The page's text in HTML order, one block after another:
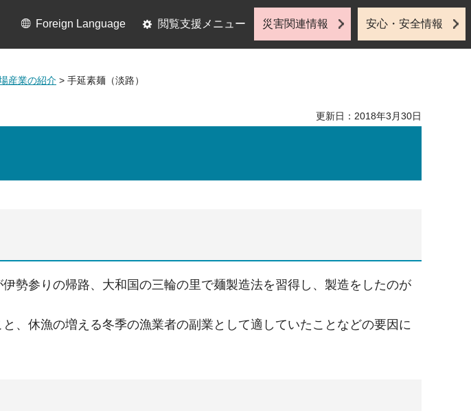
Foreign Language 閲覧支援メニュー 災害関連情報 安心・安全情報
産業の紹介 > 手延素麺（淡路）
更新日：2018年3月30日
勢参りの帰路、大和国の三輪の里で麺製造法を習得し、製造をしたのが
、休漁の増える冬季の漁業者の副業として適していたことなどの要因に